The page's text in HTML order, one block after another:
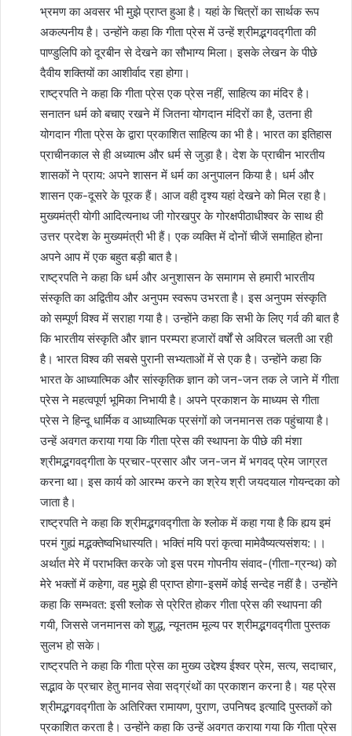
भ्रमण का अवसर भी मुझे प्राप्त हुआ है। यहां के चित्रों का सार्थक रूप
अकल्पनीय है। उन्होंने कहा कि गीता प्रेस में उन्हें श्रीमद्भगवद्गीता की
पाण्डुलिपि को दूरबीन से देखने का सौभाग्य मिला। इसके लेखन के पीछे
दैवीय शक्तियों का आशीर्वाद रहा होगा।
राष्ट्रपति ने कहा कि गीता प्रेस एक प्रेस नहीं, साहित्य का मंदिर है।
सनातन धर्म को बचाए रखने में जितना योगदान मंदिरों का है, उतना ही
योगदान गीता प्रेस के द्वारा प्रकाशित साहित्य का भी है। भारत का इतिहास
प्राचीनकाल से ही अध्यात्म और धर्म से जुड़ा है। देश के प्राचीन भारतीय
शासकों ने प्राय: अपने शासन में धर्म का अनुपालन किया है। धर्म और
शासन एक-दूसरे के पूरक हैं। आज वही दृश्य यहां देखने को मिल रहा है।
मुख्यमंत्री योगी आदित्यनाथ जी गोरखपुर के गोरक्षपीठाधीश्वर के साथ ही
उत्तर प्रदेश के मुख्यमंत्री भी हैं। एक व्यक्ति में दोनों चीजें समाहित होना
अपने आप में एक बहुत बड़ी बात है।
राष्ट्रपति ने कहा कि धर्म और अनुशासन के समागम से हमारी भारतीय
संस्कृति का अद्वितीय और अनुपम स्वरूप उभरता है। इस अनुपम संस्कृति
को सम्पूर्ण विश्व में सराहा गया है। उन्होंने कहा कि सभी के लिए गर्व की बात है
कि भारतीय संस्कृति और ज्ञान परम्परा हजारों वर्षों से अविरल चलती आ रही
है। भारत विश्व की सबसे पुरानी सभ्यताओं में से एक है। उन्होंने कहा कि
भारत के आध्यात्मिक और सांस्कृतिक ज्ञान को जन-जन तक ले जाने में गीता
प्रेस ने महत्वपूर्ण भूमिका निभायी है। अपने प्रकाशन के माध्यम से गीता
प्रेस ने हिन्दू धार्मिक व आध्यात्मिक प्रसंगों को जनमानस तक पहुंचाया है।
उन्हें अवगत कराया गया कि गीता प्रेस की स्थापना के पीछे की मंशा
श्रीमद्भगवद्गीता के प्रचार-प्रसार और जन-जन में भगवद् प्रेम जाग्रत
करना था। इस कार्य को आरम्भ करने का श्रेय श्री जयदयाल गोयन्दका को
जाता है।
राष्ट्रपति ने कहा कि श्रीमद्भगवद्गीता के श्लोक में कहा गया है कि ह्यय इमं
परमं गुह्यं मद्भक्तेष्वभिधास्यति। भक्तिं मयि परां कृत्वा मामेवैष्यत्यसंशय:।।
अर्थात मेरे में पराभक्ति करके जो इस परम गोपनीय संवाद-(गीता-ग्रन्थ) को
मेरे भक्तों में कहेगा, वह मुझे ही प्राप्त होगा-इसमें कोई सन्देह नहीं है। उन्होंने
कहा कि सम्भवत: इसी श्लोक से प्रेरित होकर गीता प्रेस की स्थापना की
गयी, जिससे जनमानस को शुद्ध, न्यूनतम मूल्य पर श्रीमद्भगवद्गीता पुस्तक
सुलभ हो सके।
राष्ट्रपति ने कहा कि गीता प्रेस का मुख्य उद्देश्य ईश्वर प्रेम, सत्य, सदाचार,
सद्भाव के प्रचार हेतु मानव सेवा सद्ग्रंथों का प्रकाशन करना है। यह प्रेस
श्रीमद्भगवद्गीता के अतिरिक्त रामायण, पुराण, उपनिषद इत्यादि पुस्तकों को
प्रकाशित करता है। उन्होंने कहा कि उन्हें अवगत कराया गया कि गीता प्रेस